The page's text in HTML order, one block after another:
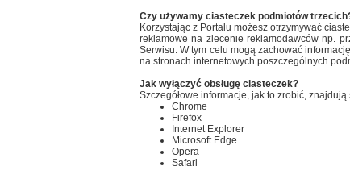
Czy używamy ciasteczek podmiotów
Korzystając z Portalu możesz otrzymywać
reklamowe na zlecenie reklamodawców np.
Serwisu. W tym celu mogą zachować
na stronach internetowych poszczególnych
Jak wyłączyć obsługę ciasteczek?
Szczegółowe informacje, jak to zrobić,
Chrome
Firefox
Internet Explorer
Microsoft Edge
Opera
Safari